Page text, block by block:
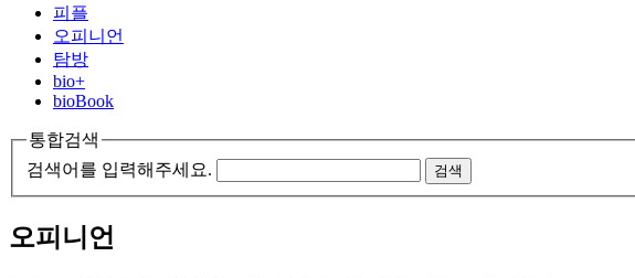
피플
오피니언
탐방
bio+
bioBook
통합검색
검색어를 입력해주세요.
검색
오피니언